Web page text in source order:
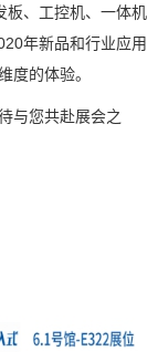
板、 工控机、一体机
年新品和行业应用
度的体验。
与您共赴展会之